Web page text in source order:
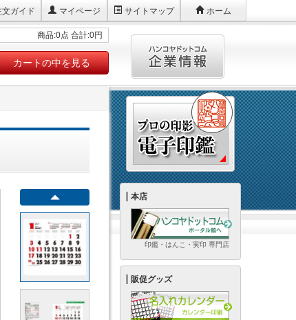
文ガイド マイページ サイトマップ ホーム
商品:0点 合計:0円
カートの中を見る
本店
印鑑・はんこ・実印 専門店
販促グッズ